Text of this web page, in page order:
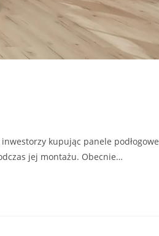
kupując panele podłogowe
jej montażu. Obecnie…